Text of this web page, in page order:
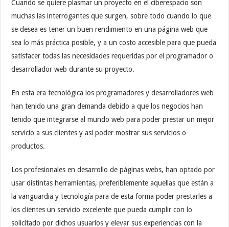
Cuando se quiere plasmar un proyecto en el ciberespacio son
muchas las interrogantes que surgen, sobre todo cuando lo que
se desea es tener un buen rendimiento en una página web que
sea lo más práctica posible, y a un costo accesible para que pueda
satisfacer todas las necesidades requeridas por el programador o
desarrollador web durante su proyecto.
En esta era tecnológica los programadores y desarrolladores web
han tenido una gran demanda debido a que los negocios han
tenido que integrarse al mundo web para poder prestar un mejor
servicio a sus clientes y así poder mostrar sus servicios o
productos.
Los profesionales en desarrollo de páginas webs, han optado por
usar distintas herramientas, preferiblemente aquellas que están a
la vanguardia y tecnología para de esta forma poder prestarles a
los clientes un servicio excelente que pueda cumplir con lo
solicitado por dichos usuarios y elevar sus experiencias con la